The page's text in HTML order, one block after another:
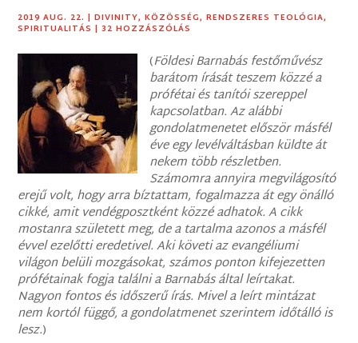
2019 AUG. 22. |DIVINITY,KÖZÖSSÉG,RENDSZERES TEOLÓGIA,
SPIRITUALITÁS |32 HOZZÁSZÓLÁS
(Földesi Barnabás festőművész
barátom írását teszem közzé a
prófétai és tanítói szereppel
kapcsolatban. Az alábbi
gondolatmenetet először másfél
éve egy levélváltásban küldte át
nekem több részletben.
Számomra annyira megvilágosító
erejű volt, hogy arra bíztattam, fogalmazza át egy önálló
cikké, amit vendégposztként közzé adhatok. A cikk
mostanra született meg, de a tartalma azonos a másfél
évvel ezelőtti eredetivel. Aki követi az evangéliumi
világon belüli mozgásokat, számos ponton kifejezetten
prófétainak fogja találni a Barnabás által leírtakat.
Nagyon fontos és időszerű írás. Mivel a leírt mintázat
nem kortól függő, a gondolatmenet szerintem időtálló is
lesz.)